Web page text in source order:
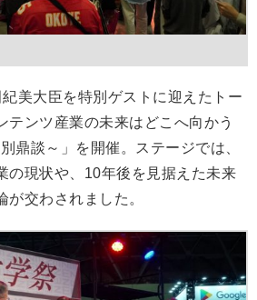
美大臣を特別ゲストに迎えたトー
テンツ産業の未来はどこへ向かう
鼎談～」を開催。ステージでは、
の現状や、10年後を見据えた未来
交わされました。